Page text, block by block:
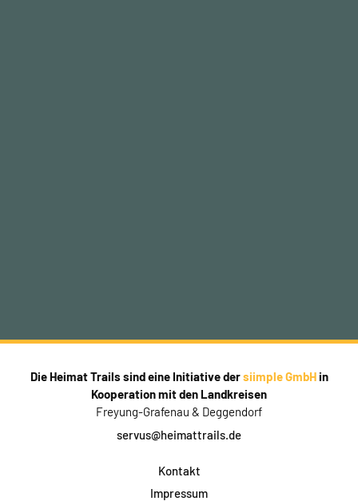
Die Heimat Trails sind eine Initiative dersiimple GmbHin
Kooperation mit den Landkreisen
Freyung-Grafenau & Deggendorf
servus@heimattrails.de
Kontakt
Impressum